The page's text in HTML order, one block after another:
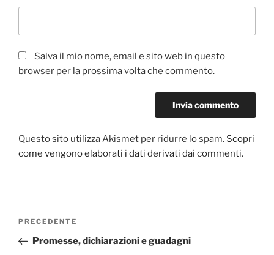
Salva il mio nome, email e sito web in questo
browser per la prossima volta che commento.
Questo sito utilizza Akismet per ridurre lo spam. Scopri
come vengono elaborati i dati derivati dai commenti.
Navigazione
Articolo
precedente:
PRECEDENTE
Promesse, dichiarazioni e guadagni